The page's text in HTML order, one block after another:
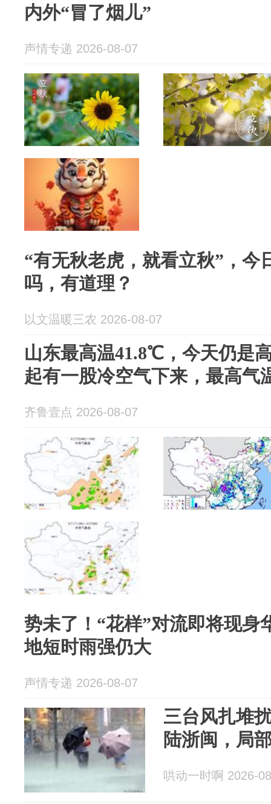
内外“冒了烟儿”
声情专递 2026-08-07
“有无秋老虎，就看立秋”，今
吗，有道理？
以文温暖三农 2026-08-07
山东最高温41.8℃，今天仍是
起有一股冷空气下来，最高气
齐鲁壹点 2026-08-07
势未了！“花样”对流即将现身
地短时雨强仍大
声情专递 2026-08-07
三台风扎堆
陆浙闽，局
哄动一时啊 2026-